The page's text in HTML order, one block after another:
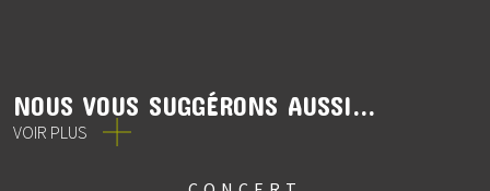
NOUS VOUS SUGGÉRONS AUSSI...
VOIR PLUS